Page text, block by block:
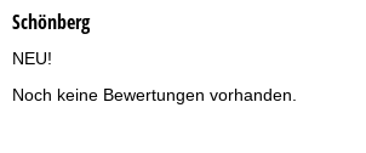
Schönberg
NEU!
Noch keine Bewertungen vorhanden.